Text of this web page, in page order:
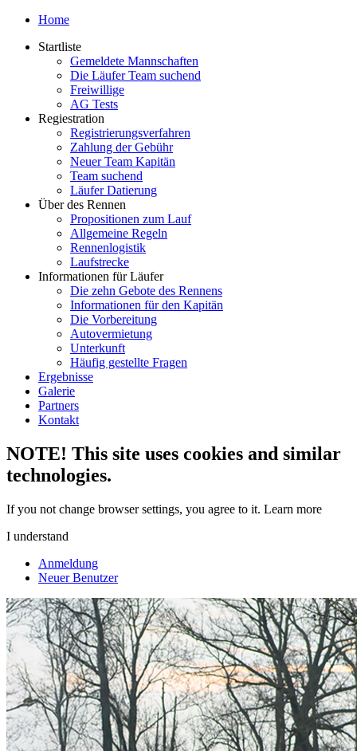
Home
Startliste
Gemeldete Mannschaften
Die Läufer Team suchend
Freiwillige
AG Tests
Regiestration
Registrierungsverfahren
Zahlung der Gebühr
Neuer Team Kapitän
Team suchend
Läufer Datierung
Über des Rennen
Propositionen zum Lauf
Allgemeine Regeln
Rennenlogistik
Laufstrecke
Informationen für Läufer
Die zehn Gebote des Rennens
Informationen für den Kapitän
Die Vorbereitung
Autovermietung
Unterkunft
Häufig gestellte Fragen
Ergebnisse
Galerie
Partners
Kontakt
NOTE! This site uses cookies and similar
technologies.
If you not change browser settings, you agree to it. Learn more
I understand
Anmeldung
Neuer Benutzer